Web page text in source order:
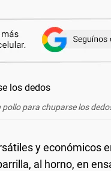
para chuparse los
y económicos
al horno, en